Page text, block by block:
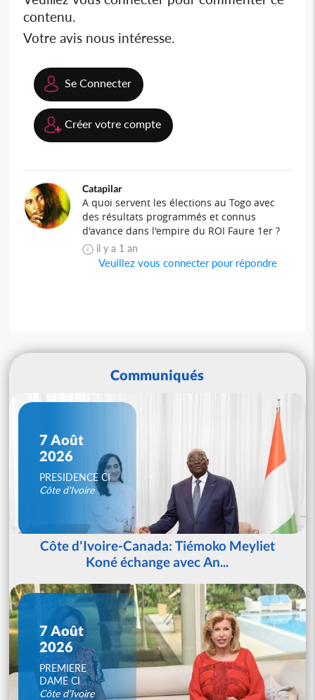
contenu.
Votre avis nous intéresse.
Se Connecter
Créer votre compte
Catapilar
A quoi servent les élections au Togo avec
des résultats programmés et connus
d'avance dans l'empire du ROI Faure 1er ?
il y a 1 an
Veuillez vous connecter pour répondre
Communiqués
7 Août
2026
PRESIDENCE CI
Côte d'Ivoire
Côte d'Ivoire-Canada: Tiémoko Meyliet
Koné échange avec An...
7 Août
2026
PREMIERE
DAME CI
Côte d'Ivoire